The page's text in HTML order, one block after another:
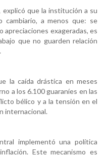
explicó que la institución a su
cambiario, a menos que: se
apreciaciones exageradas, es
que no guarden relación
la caída drástica en meses
a los 6.100 guaraníes en las
bélico y a la tensión en el
internacional.
implementó una política
Este mecanismo es